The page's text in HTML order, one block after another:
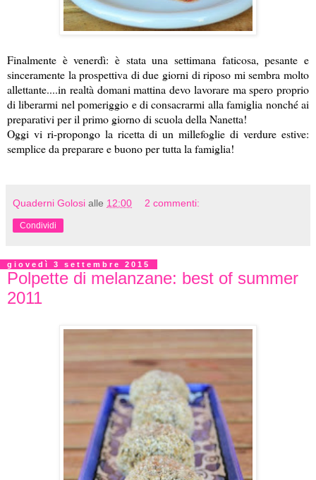
Finalmente è venerdì: è stata una settimana faticosa, pesante e
sinceramente la prospettiva di due giorni di riposo mi sembra molto
allettante....in realtà domani mattina devo lavorare ma spero proprio
di liberarmi nel pomeriggio e di consacrarmi alla famiglia nonché ai
preparativi per il primo giorno di scuola della Nanetta!
Oggi vi ri-propongo la ricetta di un millefoglie di verdure estive:
semplice da preparare e buono per tutta la famiglia!
Quaderni Golosi alle 12:00 2 commenti:
Condividi
giovedì 3 settembre 2015
Polpette di melanzane: best of summer
2011